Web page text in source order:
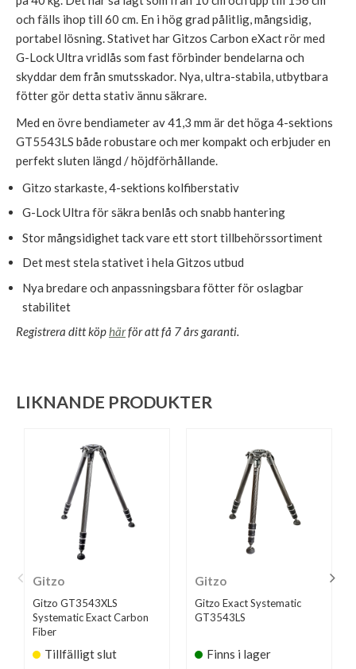
och fälls ihop till 60 cm. En i hög grad pålitlig, mångsidig,
portabel lösning. Stativet har Gitzos Carbon eXact rör med
G-Lock Ultra vridlås som fast förbinder bendelarna och
skyddar dem från smutsskador. Nya, ultra-stabila, utbytbara
fötter gör detta stativ ännu säkrare.
Med en övre bendiameter av 41,3 mm är det höga 4-sektions
GT5543LS både robustare och mer kompakt och erbjuder en
perfekt sluten längd / höjdförhållande.
Gitzo starkaste, 4-sektions kolfiberstativ
G-Lock Ultra för säkra benlås och snabb hantering
Stor mångsidighet tack vare ett stort tillbehörssortiment
Det mest stela stativet i hela Gitzos utbud
Nya bredare och anpassningsbara fötter för oslagbar
stabilitet
Registrera ditt köphärför att få 7 års garanti.
LIKNANDE PRODUKTER
Gitzo
Gitzo GT3543XLS
Systematic Exact Carbon
Fiber
Tillfälligt slut
Gitzo
Gitzo Exact Systematic
GT3543LS
Finns i lager